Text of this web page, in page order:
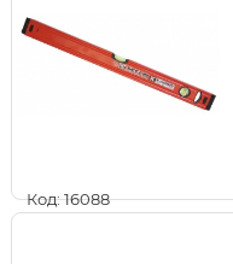
Код: 16088